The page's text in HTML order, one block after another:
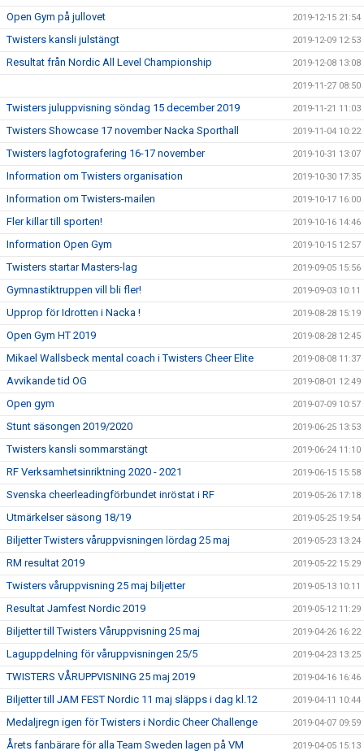
Open Gym på jullovet 2019-12-15 21:54
Twisters kansli julstängt 2019-12-09 12:53
Resultat från Nordic All Level Championship 2019-12-08 13:08
2019-11-27 08:50
Twisters juluppvisning söndag 15 december 2019 2019-11-21 11:03
Twisters Showcase 17 november Nacka Sporthall 2019-11-04 10:22
Twisters lagfotografering 16-17 november 2019-10-31 13:07
Information om Twisters organisation 2019-10-30 17:35
Information om Twisters-mailen 2019-10-17 16:00
Fler killar till sporten! 2019-10-16 14:46
Information Open Gym 2019-10-15 12:57
Twisters startar Masters-lag 2019-09-05 15:56
Gymnastiktruppen vill bli fler! 2019-09-03 10:11
Upprop för Idrotten i Nacka ! 2019-08-28 15:19
Open Gym HT 2019 2019-08-28 12:45
Mikael Wallsbeck mental coach i Twisters Cheer Elite 2019-08-08 11:37
Avvikande tid OG 2019-08-01 12:49
Open gym 2019-07-09 10:57
Stunt säsongen 2019/2020 2019-06-25 13:53
Twisters kansli sommarstängt 2019-06-24 11:10
RF Verksamhetsinriktning 2020 - 2021 2019-06-15 15:58
Svenska cheerleadingförbundet inröstat i RF 2019-05-26 17:18
Utmärkelser säsong 18/19 2019-05-25 19:54
Biljetter Twisters våruppvisningen lördag 25 maj 2019-05-23 13:24
RM resultat 2019 2019-05-22 15:29
Twisters våruppvisning 25 maj biljetter 2019-05-13 10:11
Resultat Jamfest Nordic 2019 2019-05-12 11:29
Biljetter till Twisters Våruppvisning 25 maj 2019-04-26 16:22
Laguppdelning för våruppvisningen 25/5 2019-04-23 13:25
TWISTERS VÅRUPPVISNING 25 maj 2019 2019-04-16 16:46
Biljetter till JAM FEST Nordic 11 maj släpps i dag kl.12 2019-04-11 10:44
Medaljregn igen för Twisters i Nordic Cheer Challenge 2019-04-07 09:59
Årets fanbärare för alla Team Sweden lagen på VM 2019-04-05 15:13